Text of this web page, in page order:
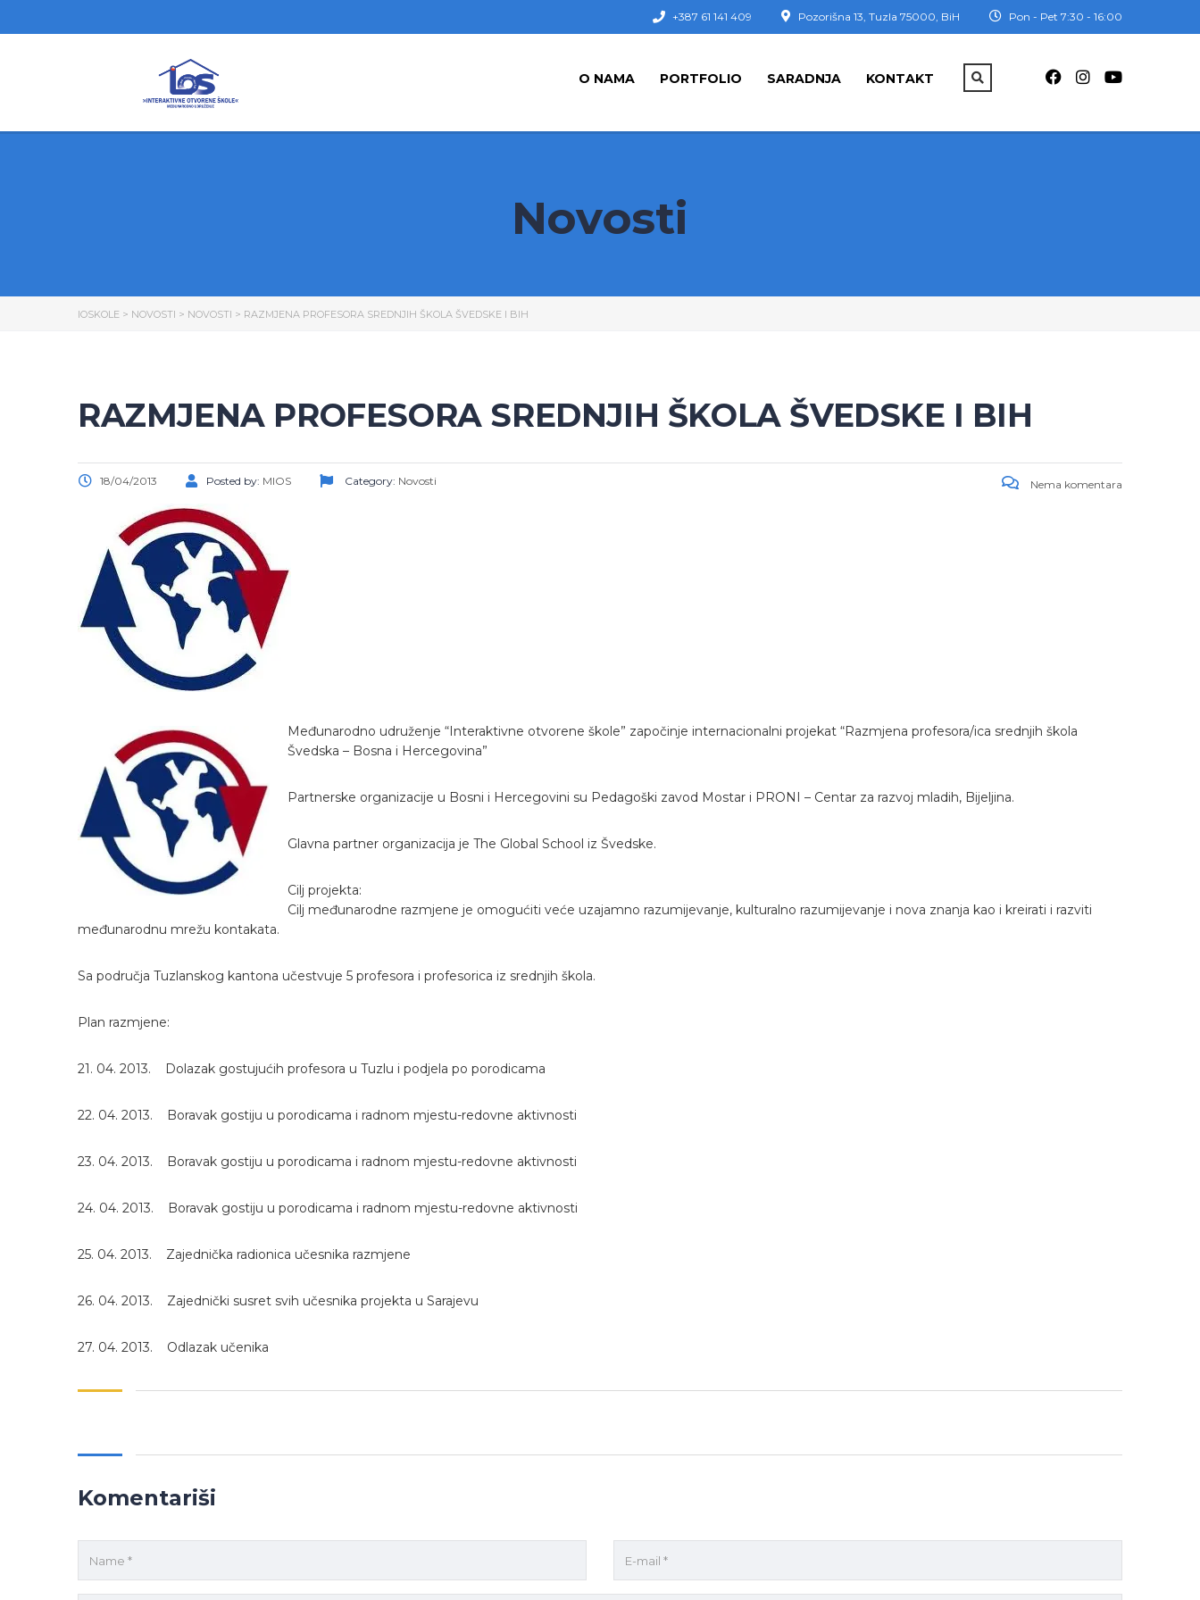
Pon - Pet 7:30 - 16:00
Pozorišna 13, Tuzla 75000, BiH
+387 61 141 409
O NAMA PORTFOLIO SARADNJA KONTAKT
Novosti
IOSKOLE > NOVOSTI > NOVOSTI > RAZMJENA PROFESORA SREDNJIH ŠKOLA ŠVEDSKE I BIH
RAZMJENA PROFESORA SREDNJIH ŠKOLA ŠVEDSKE I BIH
18/04/2013 Posted by: MIOS Category: Novosti Nema komentara
Međunarodno udruženje “Interaktivne otvorene škole” započinje internacionalni projekat “Razmjena profesora/ica srednjih škola
Švedska – Bosna i Hercegovina”
Partnerske organizacije u Bosni i Hercegovini su Pedagoški zavod Mostar i PRONI – Centar za razvoj mladih, Bijeljina.
Glavna partner organizacija je The Global School iz Švedske.
Cilj projekta:
Cilj međunarodne razmjene je omogućiti veće uzajamno razumijevanje, kulturalno razumijevanje i nova znanja kao i kreirati i razviti
međunarodnu mrežu kontakata.
Sa područja Tuzlanskog kantona učestvuje 5 profesora i profesorica iz srednjih škola.
Plan razmjene:
21. 04. 2013. Dolazak gostujućih profesora u Tuzlu i podjela po porodicama
22. 04. 2013. Boravak gostiju u porodicama i radnom mjestu-redovne aktivnosti
23. 04. 2013. Boravak gostiju u porodicama i radnom mjestu-redovne aktivnosti
24. 04. 2013. Boravak gostiju u porodicama i radnom mjestu-redovne aktivnosti
25. 04. 2013. Zajednička radionica učesnika razmjene
26. 04. 2013. Zajednički susret svih učesnika projekta u Sarajevu
27. 04. 2013. Odlazak učenika
Komentariši